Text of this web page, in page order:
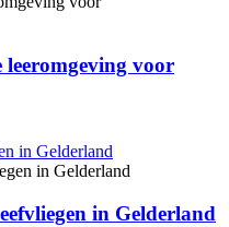
leeromgeving voor
in Gelderland
in Gelderland